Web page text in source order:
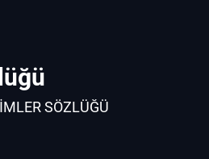
SÖZLÜĞÜ